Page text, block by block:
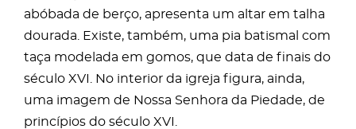
abóbada de berço, apresenta um altar em talha
dourada. Existe, também, uma pia batismal com
taça modelada em gomos, que data de finais do
século XVI. No interior da igreja figura, ainda,
uma imagem de Nossa Senhora da Piedade, de
princípios do século XVI.